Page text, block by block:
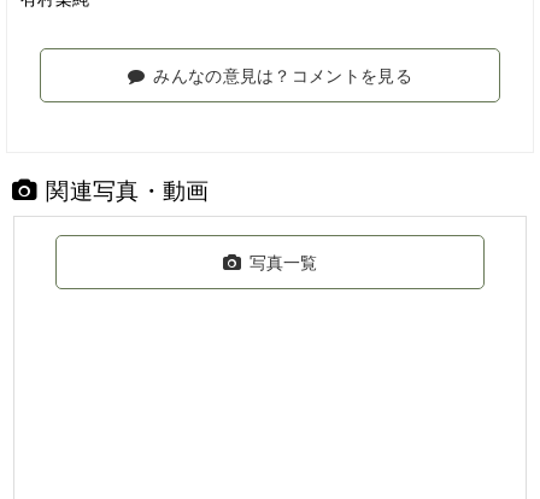
みんなの意見は？コメントを見る
関連写真・動画
写真一覧